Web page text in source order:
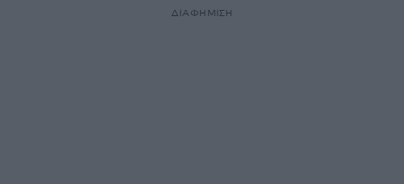
ΔΙΑΦΗΜΙΣΗ